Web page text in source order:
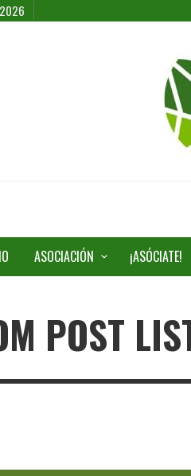
ASOCIACIÓN ¡ASÓCIATE!
POST